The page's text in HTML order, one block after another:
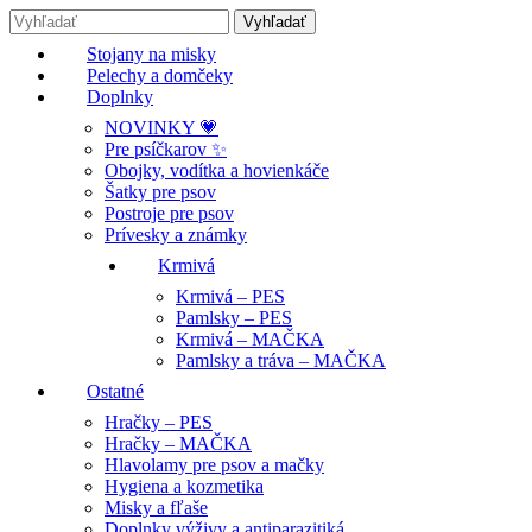
Stojany na misky
Pelechy a domčeky
Doplnky
NOVINKY 💗
Pre psíčkarov ✨
Obojky, vodítka a hovienkáče
Šatky pre psov
Postroje pre psov
Prívesky a známky
Krmivá
Krmivá – PES
Pamlsky – PES
Krmivá – MAČKA
Pamlsky a tráva – MAČKA
Ostatné
Hračky – PES
Hračky – MAČKA
Hlavolamy pre psov a mačky
Hygiena a kozmetika
Misky a fľaše